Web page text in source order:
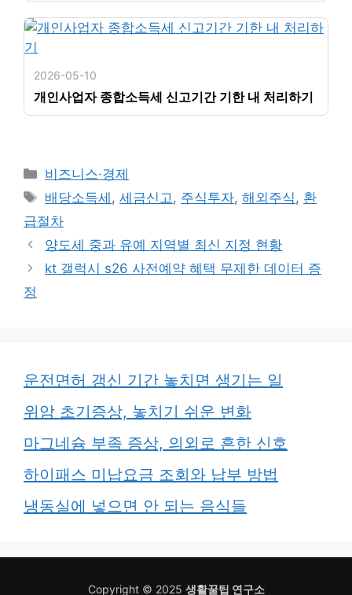
2026-05-10
개인사업자 종합소득세 신고기간 기한 내 처리하기
카
테
리
비즈니스·경제
태
그
배당소득세 ,세금신고, 주식투자,해외주식, 환
급절차
양도세 중과 유예 지역별 최신 지정 현황
kt 갤럭시 s26 사전예약 혜택 무제한 데이터 증
정
운전면허 갱신 기간 놓치면 생기는 일
위암 초기증상, 놓치기 쉬운 변화
마그네슘 부족 증상, 의외로 흔한 신호
하이패스 미납요금 조회와 납부 방법
냉동실에 넣으면 안 되는 음식들
Copyright © 2025 생활꿀팁 연구소